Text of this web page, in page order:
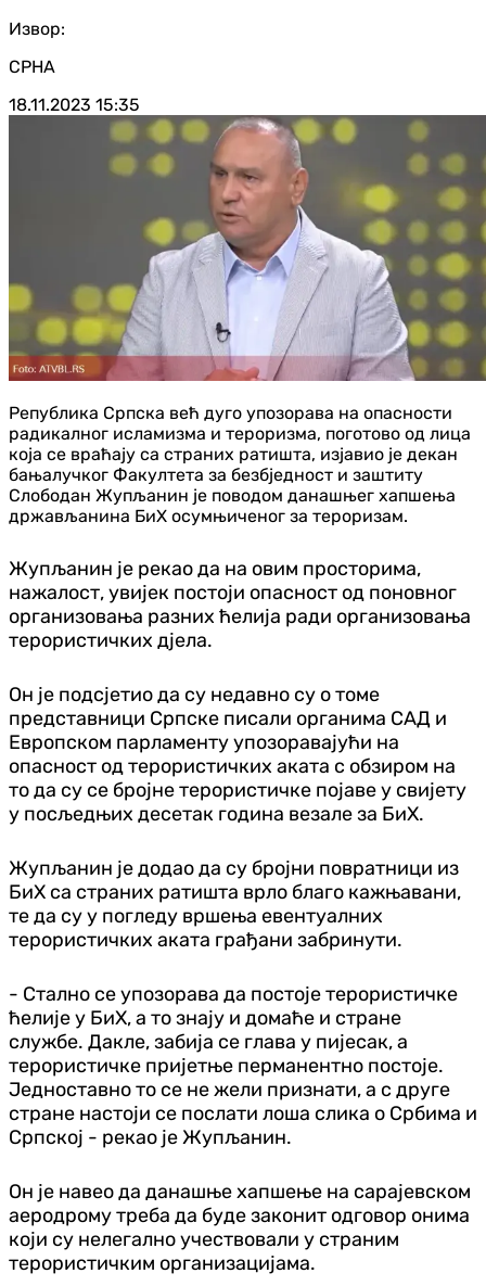
Извор:
СРНА
18.11.2023 15:35
Република Српска већ дуго упозорава на опасности
радикалног исламизма и тероризма, поготово од лица
која се враћају са страних ратишта, изјавио је декан
бањалучког Факултета за безбједност и заштиту
Слободан Жупљанин је поводом данашњег хапшења
држављанина БиХ осумњиченог за тероризам.
Жупљанин је рекао да на овим просторима,
нажалост, увијек постоји опасност од поновног
организовања разних ћелија ради организовања
терористичких дјела.
Он је подсјетио да су недавно су о томе
представници Српске писали органима САД и
Европском парламенту упозоравајући на
опасност од терористичких аката с обзиром на
то да су се бројне терористичке појаве у свијету
у посљедњих десетак година везале за БиХ.
Жупљанин је додао да су бројни повратници из
БиХ са страних ратишта врло благо кажњавани,
те да су у погледу вршења евентуалних
терористичких аката грађани забринути.
- Стално се упозорава да постоје терористичке
ћелије у БиХ, а то знају и домаће и стране
службе. Дакле, забија се глава у пијесак, а
терористичке пријетње перманентно постоје.
Једноставно то се не жели признати, а с друге
стране настоји се послати лоша слика о Србима и
Српској - рекао је Жупљанин.
Он је навео да данашње хапшење на сарајевском
аеродрому треба да буде законит одговор онима
који су нелегално учествовали у страним
терористичким организацијама.